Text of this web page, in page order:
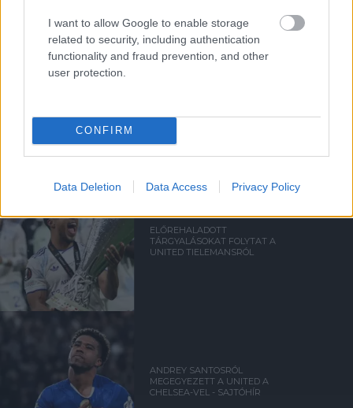
I want to allow Google to enable storage
related to security, including authentication
functionality and fraud prevention, and other
user protection.
CONFIRM
Data Deletion Data Access Privacy Policy
PLETYKÁK, ÁTIGAZOLÁSOK
ELŐREHALADOTT
TÁRGYALÁSOKAT FOLYTAT A
UNITED TIELEMANSRÓL
ANDREY SANTOSRÓL
MEGEGYEZETT A UNITED A
CHELSEA-VEL - SAJTÓHÍR